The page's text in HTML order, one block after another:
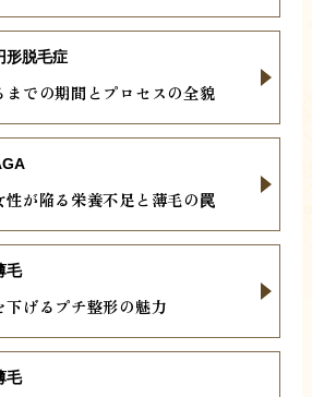
までの期間とプロセスの全貌
形脱毛症
性が陥る栄養不足と薄毛の罠
げるプチ整形の魅力
毛
毛